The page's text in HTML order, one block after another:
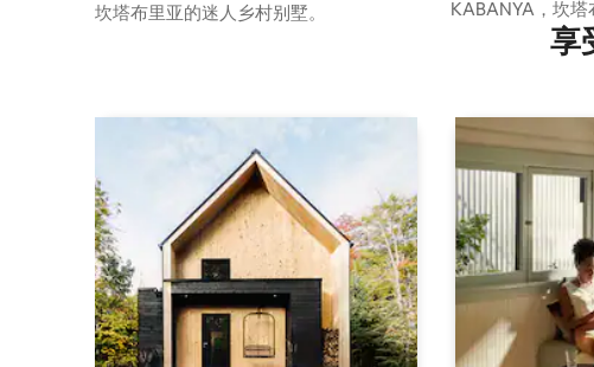
坎塔布里亚的迷人乡村别墅。
KABANYA，坎
享